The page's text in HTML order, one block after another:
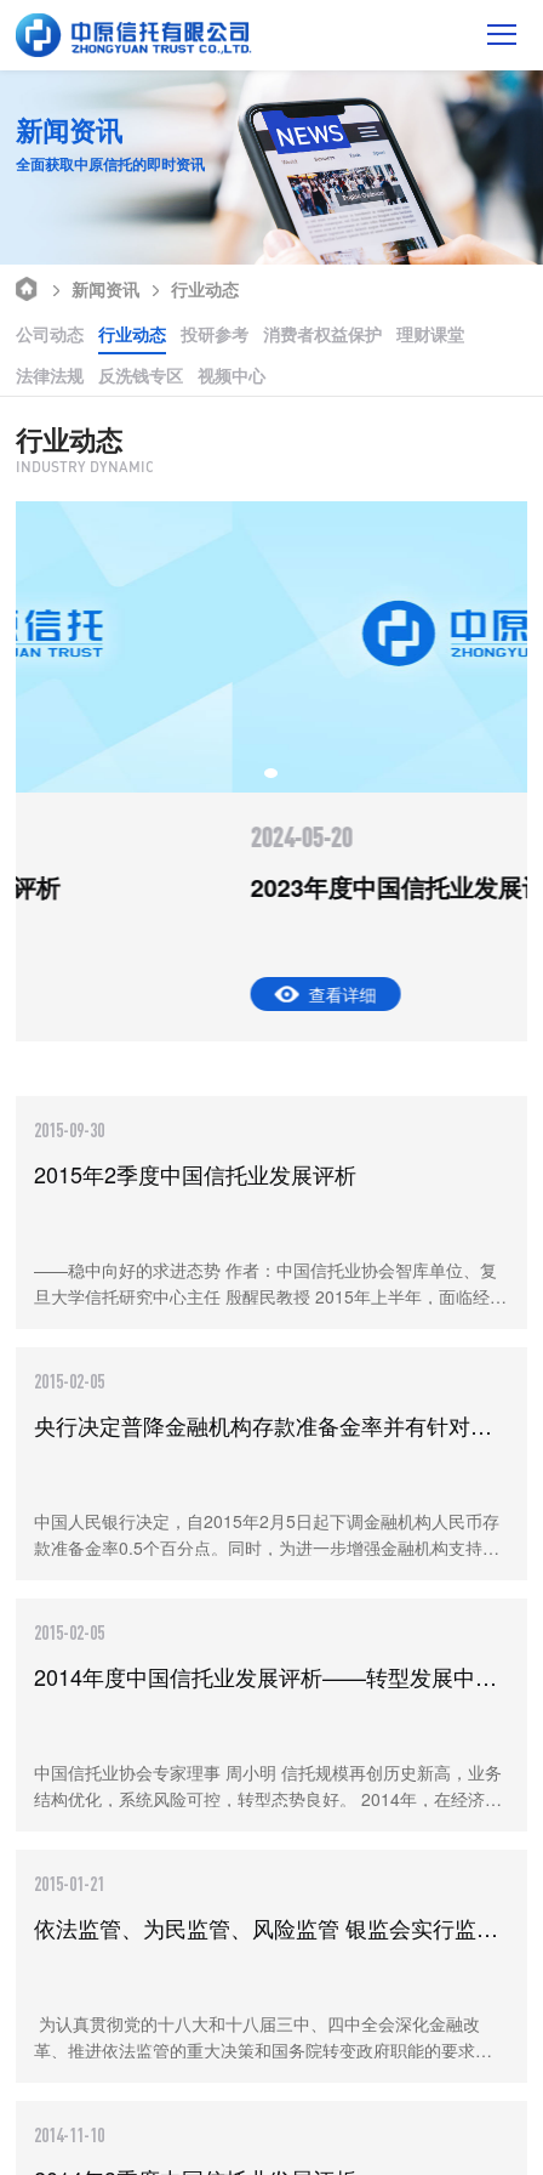
新闻资讯
全面获取中原信托的即时资讯
新闻资讯
行业动态
公司动态
行业动态 投研参考 消费者权益保护
理财课堂
法律法规
反洗钱专区 视频中心
行业动态
INDUSTRY DYNAMIC
2023年度中国信托业发展评析
2015-09-30
2015年2季度中国信托业发展评析
——稳中向好的求进态势 作者：中国信托业协会智库单位、复
旦大学信托研究中心主任 殷醒民教授 2015年上半年，面临经济
2015-02-05
央行决定普降金融机构存款准备金率并有针对性地实施定向降准措施
中国人民银行决定，自2015年2月5日起下调金融机构人民币存
款准备金率0.5个百分点。同时，为进一步增强金融机构支持结
2015-02-05
2014年度中国信托业发展评析——转型发展中的结构之变
中国信托业协会专家理事 周小明 信托规模再创历史新高，业务
结构优化，系统风险可控，转型态势良好。 2014年，在经济下
2015-01-21
依法监管、为民监管、风险监管 银监会实行监管架构改革
‍ 为认真贯彻党的十八大和十八届三中、四中全会深化金融改
革、推进依法监管的重大决策和国务院转变政府职能的要求，
2014-11-10